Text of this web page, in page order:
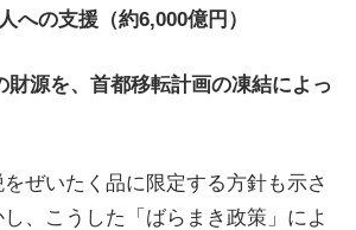
への支援（約6,000億円）
財源を、首都移転計画の凍結によっ
ぜいたく品に限定する方針も示さ
、こうした「ばらまき政策」によ